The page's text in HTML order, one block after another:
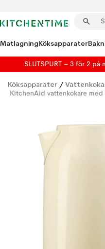
MatlagningKöksapparater
SLUTSPURT – 3 för 2 på
Köksapparater /
KitchenAid vattenkokare